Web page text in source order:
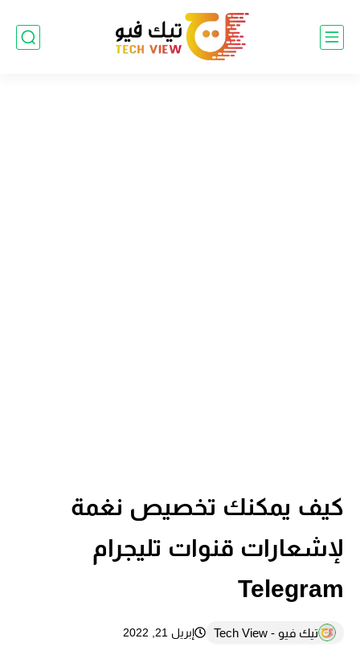
كيف يمكنك تخصيص نغمة
لإشعارات قنوات تليجرام
Telegram
تيك فيو - Tech View إبريل 21, 2022